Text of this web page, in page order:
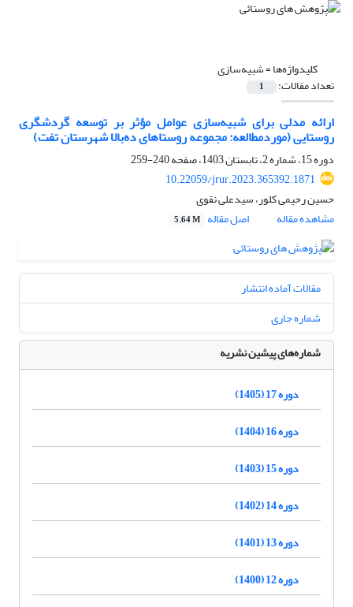
کلیدواژه‌ها =شبیه‌سازی
تعداد مقالات: 1
ارائه مدلی برای شبیه‌سازی عوامل مؤثر بر توسعه گردشگری
روستایی (موردمطالعه: مجموعه روستاهای ده‌بالا شهرستان تفت)
دوره 15، شماره 2، تابستان 1403، صفحه
240-259
10.22059/jrur.2023.365392.1871
حسین رحیمی کلور، سیدعلی نقوی
مشاهده مقاله
اصل مقاله 5.64 M
مقالات آماده انتشار
شماره جاری
شماره‌های پیشین نشریه
دوره 17 (1405)
دوره 16 (1404)
دوره 15 (1403)
دوره 14 (1402)
دوره 13 (1401)
دوره 12 (1400)